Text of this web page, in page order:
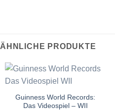
ÄHNLICHE PRODUKTE
Guinness World Records:
Das Videospiel – WII